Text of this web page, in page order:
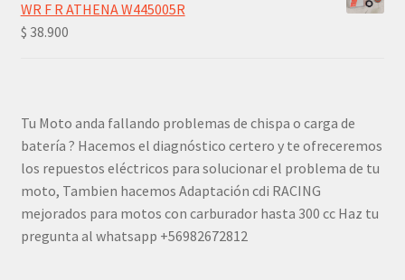
WR F R ATHENA W445005R
$ 38.900
Tu Moto anda fallando problemas de chispa o carga de
batería ? Hacemos el diagnóstico certero y te ofreceremos
los repuestos eléctricos para solucionar el problema de tu
moto, Tambien hacemos Adaptación cdi RACING
mejorados para motos con carburador hasta 300 cc Haz tu
pregunta al whatsapp +56982672812